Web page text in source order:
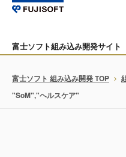
富士ソフト組み込み開発サイト
富士ソフト 組み込み開発 TOP
"SoM","ヘルスケア"